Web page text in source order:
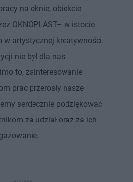
na oknie, obiekcie
OKNOPLAST– w istocie
w artystycznej kreatywności.
nie był dla nas
to, zainteresowanie
prac przerosły nasze
serdecznie podziękować
za udział oraz za ich